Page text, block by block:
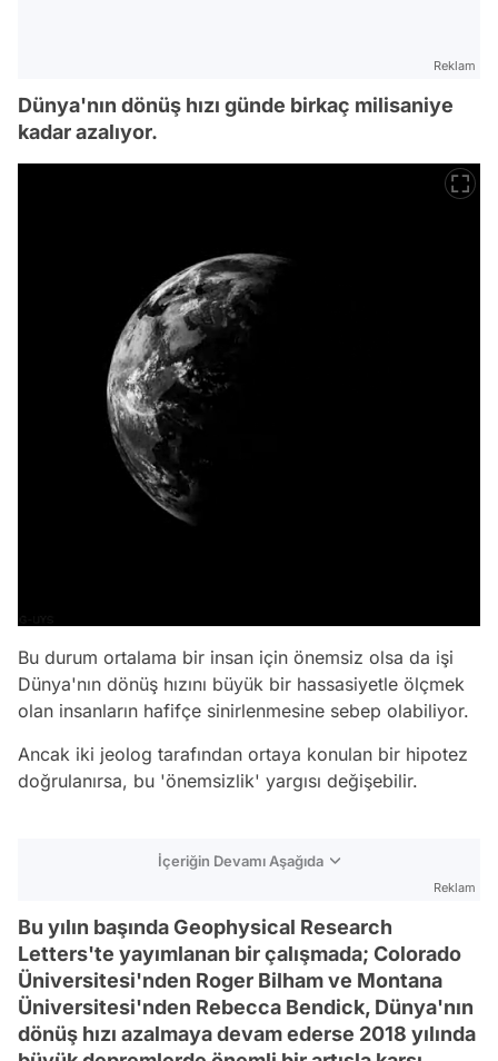
Reklam
Dünya'nın dönüş hızı günde birkaç milisaniye
kadar azalıyor.
Bu durum ortalama bir insan için önemsiz olsa da işi
Dünya'nın dönüş hızını büyük bir hassasiyetle ölçmek
olan insanların hafifçe sinirlenmesine sebep olabiliyor.
Ancak iki jeolog tarafından ortaya konulan bir hipotez
doğrulanırsa, bu 'önemsizlik' yargısı değişebilir.
İçeriğin Devamı Aşağıda
Reklam
Bu yılın başında Geophysical Research
Letters'te yayımlanan bir çalışmada; Colorado
Üniversitesi'nden Roger Bilham ve Montana
Üniversitesi'nden Rebecca Bendick, Dünya'nın
dönüş hızı azalmaya devam ederse 2018 yılında